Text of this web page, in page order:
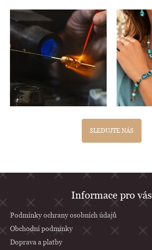
SLEDUJTE NÁS
á
a
Informace pro vás
Podmínky ochrany osobních údajů
Obchodní podmínky
Doprava a platby